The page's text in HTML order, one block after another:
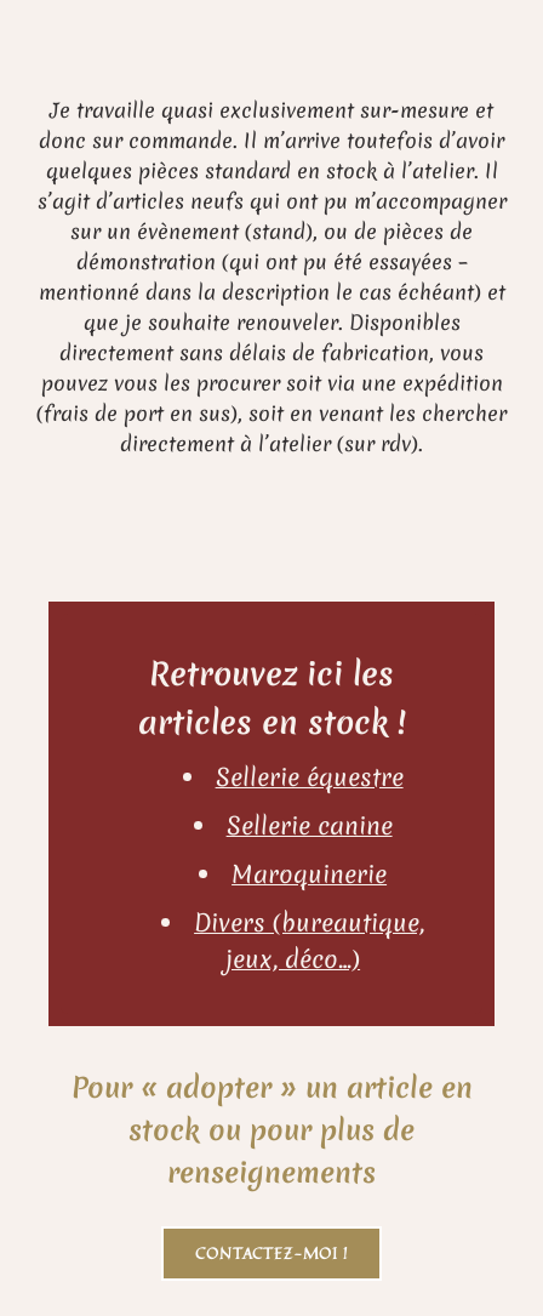
Je travaille quasi exclusivement sur-mesure et
donc sur commande. Il m’arrive toutefois d’avoir
quelques pièces standard en stock à l’atelier. Il
s’agit d’articles neufs qui ont pu m’accompagner
sur un évènement (stand), ou de pièces de
démonstration (qui ont pu été essayées –
mentionné dans la description le cas échéant) et
que je souhaite renouveler. Disponibles
directement sans délais de fabrication, vous
pouvez vous les procurer soit via une expédition
(frais de port en sus), soit en venant les chercher
directement à l’atelier (sur rdv).
Retrouvez ici les
articles en stock !
Sellerie équestre
Sellerie canine
Maroquinerie
Divers (bureautique,
jeux, déco…)
Pour « adopter » un article en
stock ou pour plus de
renseignements
CONTACTEZ-MOI !